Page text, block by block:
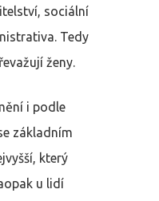
sociální
Tedy
ženy.
i podle
základním
který
u lidí